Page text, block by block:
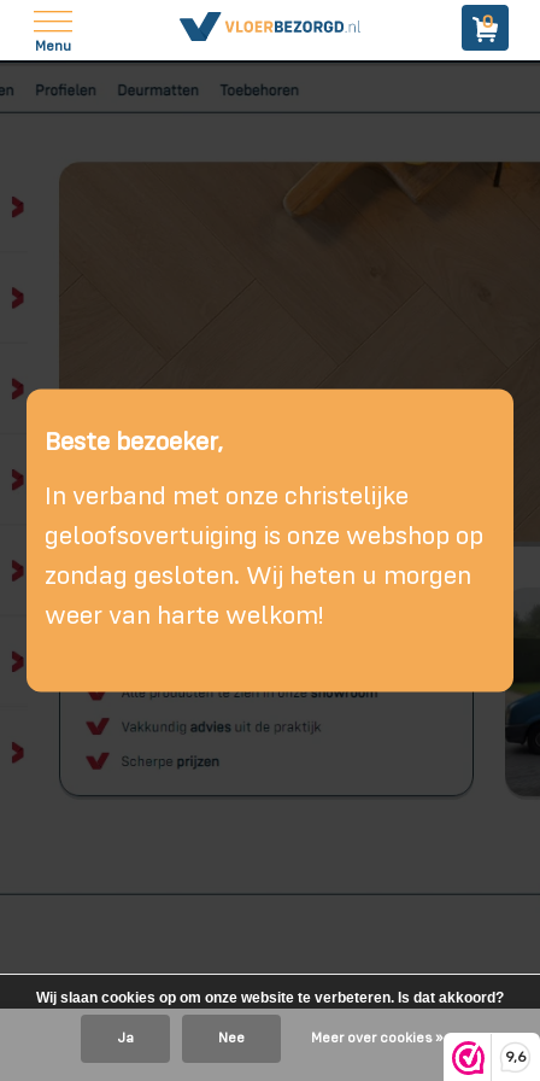
9,6
Menu
0
Beste bezoeker,
In verband met onze christelijke
geloofsovertuiging is onze webshop op
zondag gesloten. Wij heten u morgen
weer van harte welkom!
Wij slaan cookies op om onze website te verbeteren. Is dat akkoord?
Ja Nee Meer over cookies »